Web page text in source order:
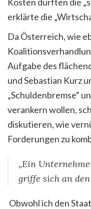
erklärte die
Da Österreich, wie
Aufgabe des
und Sebastian Kurz
„Schuldenbremse“
verankern wollen,
diskutieren, wie
Forderungen zu
„Ein
griffe sich an den
Obwohl ich den